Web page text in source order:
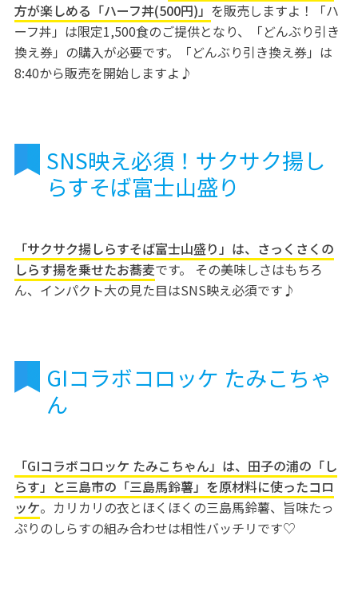
方が楽しめる「ハーフ丼(500円)」 を販売しますよ！「ハ
ーフ丼」は限定1,500食のご提供となり、「どんぶり引き
換え券」の購入が必要です。「どんぶり引き換え券」は
8:40から販売を開始しますよ♪
SNS映え必須！サクサク揚し
らすそば富士山盛り
「サクサク揚しらすそば富士山盛り」は、さっくさくの
しらす揚を乗せたお蕎麦です。 その美味しさはもちろ
ん、インパクト大の見た目はSNS映え必須です♪
GIコラボコロッケ たみこちゃ
ん
「GIコラボコロッケ たみこちゃん」は、田子の浦の「し
らす」と三島市の「三島馬鈴薯」を原材料に使ったコロ
ッケ。カリカリの衣とほくほくの三島馬鈴薯、旨味たっ
ぷりのしらすの組み合わせは相性バッチリです♡